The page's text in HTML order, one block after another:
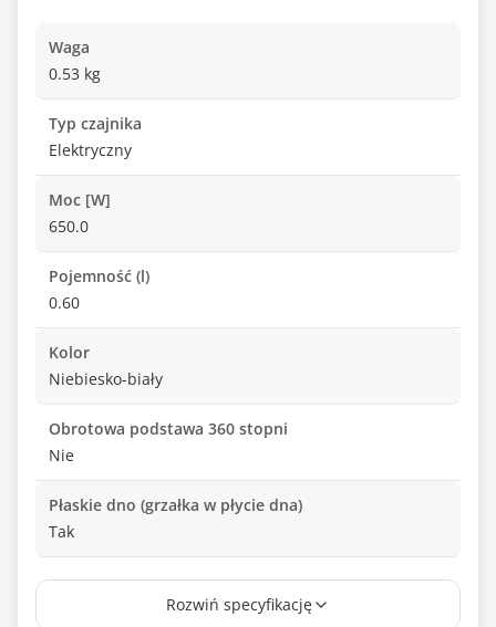
Waga
0.53 kg
Typ czajnika
Elektryczny
Moc [W]
650.0
Pojemność (l)
0.60
Kolor
Niebiesko-biały
Obrotowa podstawa 360 stopni
Nie
Płaskie dno (grzałka w płycie dna)
Tak
Automatyczne wyłączanie
Rozwiń specyfikację